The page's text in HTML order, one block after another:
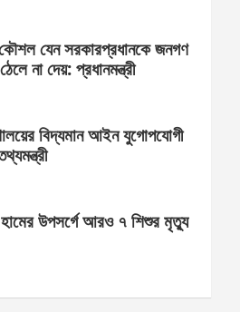
কৌশল যেন সরকারপ্রধানকে জনগণ
না দেয়: প্রধানমন্ত্রী
বিদ্যমান আইন যুগোপযোগী
উপসর্গে আরও ৭ শিশুর মৃত্যু